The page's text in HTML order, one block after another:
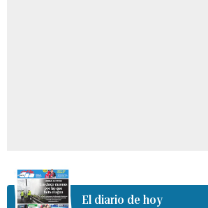
El diario de hoy